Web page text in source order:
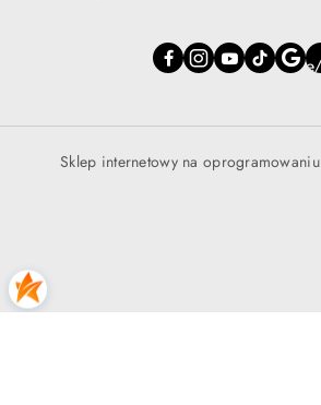
Sklep internetowy na oprogramowaniu